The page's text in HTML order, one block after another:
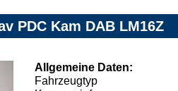
PDC Kam DAB LM16Z
Allgemeine Daten:
Fahrzeugtyp